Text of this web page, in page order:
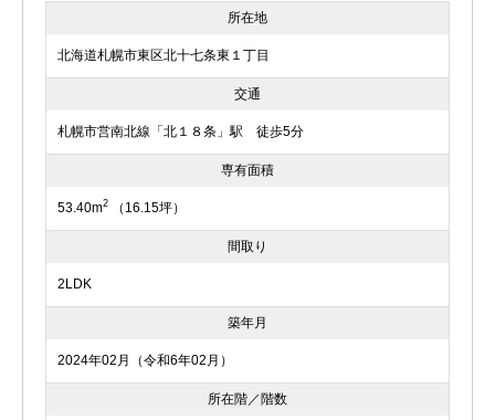
所在地
北海道札幌市東区北十七条東１丁目
交通
札幌市営南北線「北１８条」駅 徒歩5分
専有面積
53.40m2 （16.15坪）
間取り
2LDK
築年月
2024年02月（令和6年02月）
所在階／階数